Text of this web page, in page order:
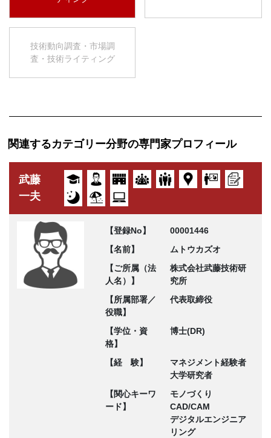
技術動向調査・市場調
査・技術ライティング
関連するカテゴリー分野の専門家プロフィール
武藤
一夫
【登録No】
00001446
【名前】
ムトウカズオ
【ご所属（法
人名）】
株式会社武藤技術研
究所
【所属部署／
役職】
代表取締役
【学位・資
格】
博士(DR)
【経 験】
マネジメント経験者
大学研究者
【関心キーワ
ード】
モノづくり
CAD/CAM
デジタルエンジニア
リング